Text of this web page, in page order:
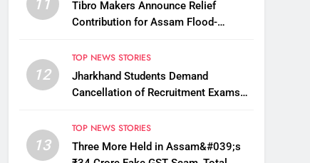
11
Tibro Makers Announce Relief
Contribution for Assam Flood-
12
TOP NEWS STORIES
Jharkhand Students Demand
Cancellation of Recruitment Exams
13
TOP NEWS STORIES
Three More Held in Assam&#039;s